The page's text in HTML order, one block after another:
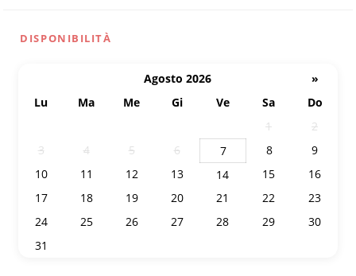
DISPONIBILITÀ
Agosto 2026
»
Lu
Ma Me Gi Ve Sa
Do
1
2
3
4 5 6 7 8
9
10
11 12 13 14 15
16
17
18 19 20 21 22
23
24
25 26 27 28 29
30
31